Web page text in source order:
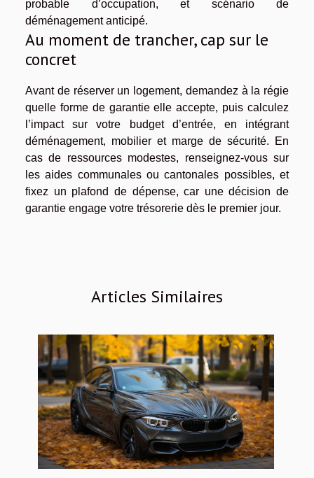
probable d’occupation, et scénario de
déménagement anticipé.
Au moment de trancher, cap sur le
concret
Avant de réserver un logement, demandez à la régie
quelle forme de garantie elle accepte, puis calculez
l’impact sur votre budget d’entrée, en intégrant
déménagement, mobilier et marge de sécurité. En
cas de ressources modestes, renseignez-vous sur
les aides communales ou cantonales possibles, et
fixez un plafond de dépense, car une décision de
garantie engage votre trésorerie dès le premier jour.
Articles Similaires